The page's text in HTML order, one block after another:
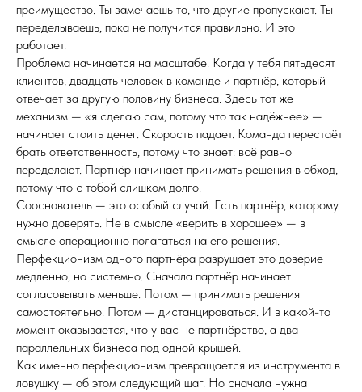
преимущество. Ты замечаешь то, что другие пропускают. Ты
переделываешь, пока не получится правильно. И это
работает.
Проблема начинается на масштабе. Когда у тебя пятьдесят
клиентов, двадцать человек в команде и партнёр, который
отвечает за другую половину бизнеса. Здесь тот же
механизм — «я сделаю сам, потому что так надёжнее» —
начинает стоить денег. Скорость падает. Команда перестаёт
брать ответственность, потому что знает: всё равно
переделают. Партнёр начинает принимать решения в обход,
потому что с тобой слишком долго.
Сооснователь — это особый случай. Есть партнёр, которому
нужно доверять. Не в смысле «верить в хорошее» — в
смысле операционно полагаться на его решения.
Перфекционизм одного партнёра разрушает это доверие
медленно, но системно. Сначала партнёр начинает
согласовывать меньше. Потом — принимать решения
самостоятельно. Потом — дистанцироваться. И в какой-то
момент оказывается, что у вас не партнёрство, а два
параллельных бизнеса под одной крышей.
Как именно перфекционизм превращается из инструмента в
ловушку — об этом следующий шаг. Но сначала нужна